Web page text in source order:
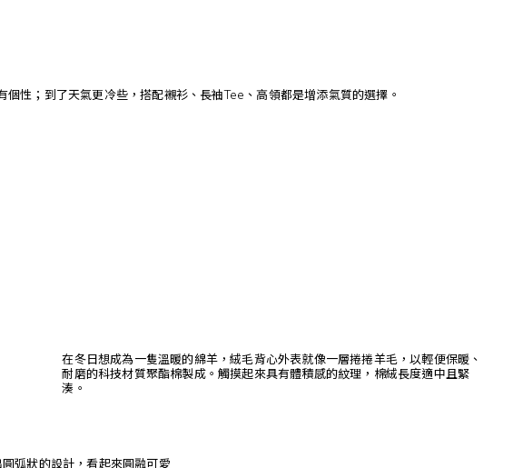
性；到了天氣更冷些，搭配襯衫、長袖Tee、高領都是增添氣質的選擇。
在冬日想成為一隻溫暖的綿羊，絨毛背心外表就像一層捲捲羊毛，以輕便保暖、
耐磨的科技材質聚酯棉製成。觸摸起來具有體積感的紋理，棉絨長度適中且緊
湊。
弧狀的設計，看起來圓融可愛